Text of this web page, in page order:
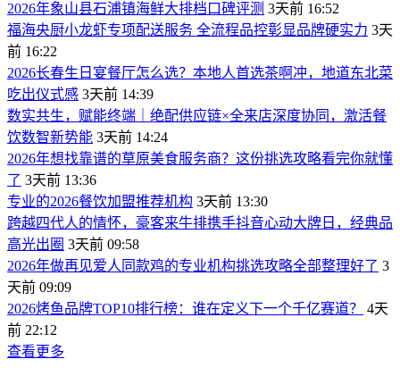
2026年象山县石浦镇海鲜大排档口碑评测 3天前 16:52
福海央厨小龙虾专项配送服务 全流程品控彰显品牌硬实力 3天
前 16:22
2026长春生日宴餐厅怎么选？本地人首选茶啊冲，地道东北菜
吃出仪式感 3天前 14:39
数实共生，赋能终端｜绝配供应链×全来店深度协同，激活餐
饮数智新势能 3天前 14:24
2026年想找靠谱的草原美食服务商？这份挑选攻略看完你就懂
了 3天前 13:36
专业的2026餐饮加盟推荐机构 3天前 13:30
跨越四代人的情怀，豪客来牛排携手抖音心动大牌日，经典品
高光出圈 3天前 09:58
2026年做再见爱人同款鸡的专业机构挑选攻略全部整理好了 3
天前 09:09
2026烤鱼品牌TOP10排行榜：谁在定义下一个千亿赛道？
4天
前 22:12
查看更多